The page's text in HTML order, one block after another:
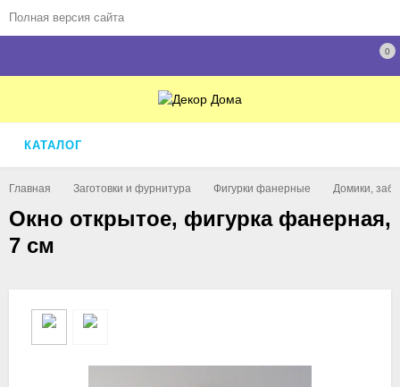
Полная версия сайта
0
КАТАЛОГ
Главная Заготовки и фурнитура Фигурки фанерные Домики,
Окно открытое, фигурка фанерная,
7 см